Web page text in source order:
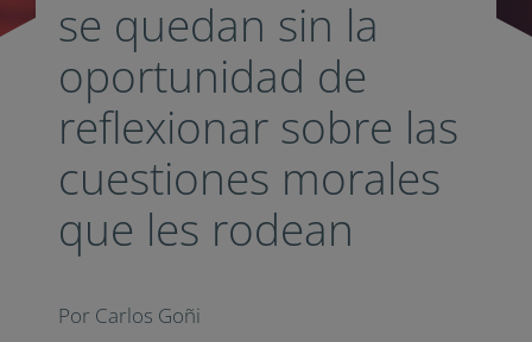
se quedan sin la
oportunidad de
reflexionar sobre las
cuestiones morales
que les rodean
Por Carlos Goñi